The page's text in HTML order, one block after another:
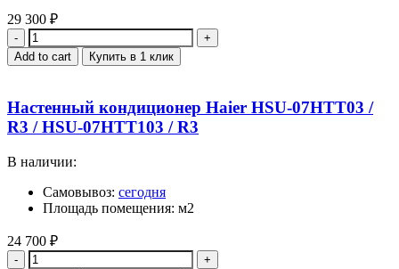
29 300 ₽
Quantity
Add to cart Купить в 1 клик
Настенный кондиционер Haier HSU-07HTT03 /
R3 / HSU-07HTT103 / R3
В наличии:
Самовывоз: сегодня
Площадь помещения: м2
24 700 ₽
Quantity